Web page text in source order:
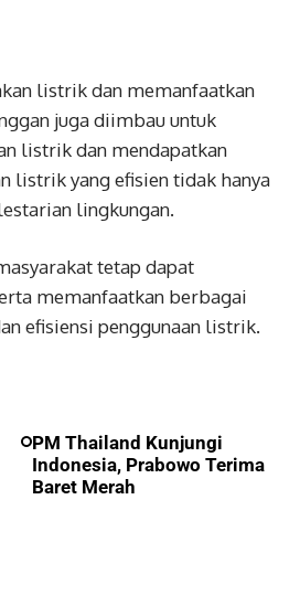
listrik dan memanfaatkan
juga diimbau untuk
listrik dan mendapatkan
listrik yang efisien tidak hanya
lingkungan.
tetap dapat
memanfaatkan berbagai
efisiensi penggunaan listrik.
PM Thailand Kunjungi
Indonesia, Prabowo Terima
Baret Merah